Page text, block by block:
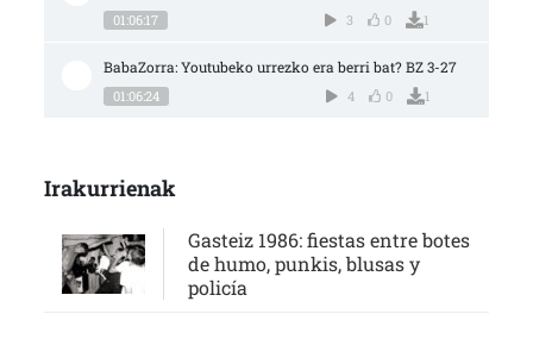
01:06:17 3 0 1
BabaZorra: Youtubeko urrezko era berri bat? BZ 3-27
01:06:24 4 0 1
Irakurrienak
Gasteiz 1986: fiestas entre botes
de humo, punkis, blusas y
policía